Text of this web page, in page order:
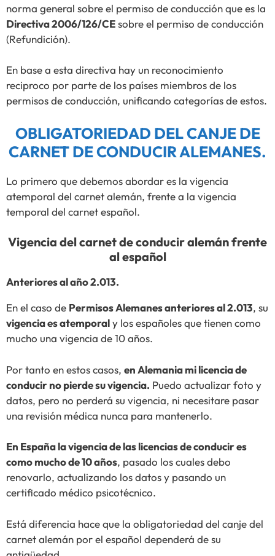
norma general sobre el permiso de conducción que es la
Directiva 2006/126/CEsobre el permiso de conducción
(Refundición).
En base a esta directiva hay un reconocimiento
reciproco por parte de los países miembros de los
permisos de conducción, unificando categorías de estos.
OBLIGATORIEDAD DEL CANJE DE
CARNET DE CONDUCIR ALEMANES.
Lo primero que debemos abordar es la vigencia
atemporal del carnet alemán, frente a la vigencia
temporal del carnet español.
Vigencia del carnet de conducir alemán frente
al español
Anteriores al año 2.013.
En el caso de Permisos Alemanes anteriores al 2.013, su
vigencia es atemporaly los españoles que tienen como
mucho una vigencia de 10 años.
Por tanto en estos casos, en Alemania mi licencia de
conducir no pierde su vigencia. Puedo actualizar foto y
datos, pero no perderá su vigencia, ni necesitare pasar
una revisión médica nunca para mantenerlo.
En España la vigencia de las licencias de conducir es
como mucho de 10 años, pasado los cuales debo
renovarlo, actualizando los datos y pasando un
certificado médico psicotécnico.
Está diferencia hace que la obligatoriedad del canje del
carnet alemán por el español dependerá de su